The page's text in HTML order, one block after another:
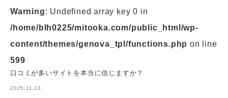
Warning: Undefined array key 0 in
/home/blh0225/mitooka.com/public_html/wp-
content/themes/genova_tpl/functions.php on line
599
口コミが多いサイトを本当に信じますか？
2025.11.23